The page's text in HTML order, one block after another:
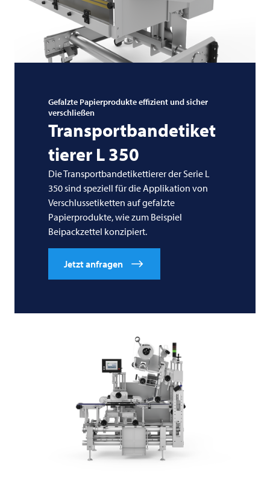
Gefalzte Papierprodukte effizient und sicher
verschließen
Transportbandetiket
tierer L 350
Die Transportbandetikettierer der Serie L
350 sind speziell für die Applikation von
Verschlussetiketten auf gefalzte
Papierprodukte, wie zum Beispiel
Beipackzettel konzipiert.
Jetzt anfragen